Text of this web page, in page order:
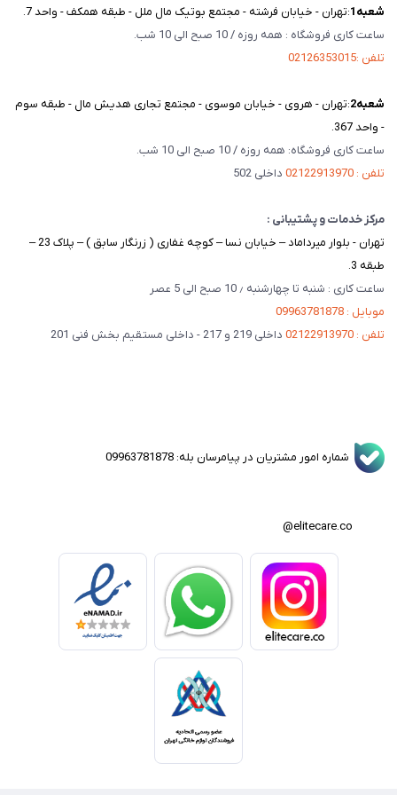
شعبه‌1 :تهران - خیابان فرشته - مجتمع بوتیک مال ملل - طبقه همکف - واحد 7.
ساعت کاری فروشگاه : همه روزه / 10 صبح الی 10 شب.
تلفن :02126353015
شعبه‌2 :تهران - هروی - خیابان موسوی - مجتمع تجاری هدیش مال - طبقه سوم
- واحد 367.
ساعت کاری فروشگاه: همه روزه / 10 صبح الی 10 شب.
تلفن : 02122913970
داخلی 502
مرکز خدمات و پشتیبانی :
تهران - بلوار میرداماد – خیابان نسا – کوچه غفاری ( زرنگار سابق ) – پلاک 23 –
طبقه 3.
ساعت کاری : شنبه تا چهارشنبه ٫ 10 صبح الی 5 عصر
موبایل : 09963781878
تلفن : 02122913970
داخلی 219 و 217 - داخلی مستقیم بخش فنی 201
شماره امور مشتریان در پیامرسان بله: 09963781878